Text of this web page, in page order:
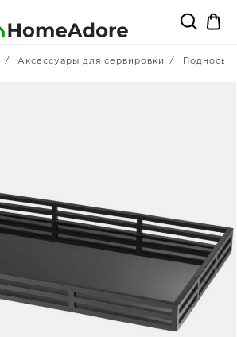
Аксессуары для сервировки Подносы